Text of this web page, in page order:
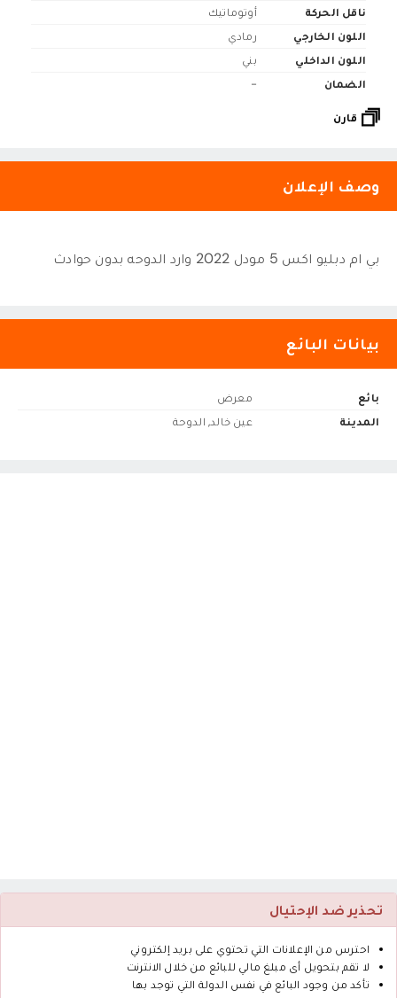
ناقل الحركة
أوتوماتيك
اللون الخارجي
رمادي
اللون الداخلي
بني
الضمان
-
قارن
وصف الإعلان
بي ام دبليو اكس 5 مودل 2022 وارد الدوحه بدون حوادث
بيانات البائع
بائع
معرض
المدينة
عين خالد, الدوحة
تحذير ضد الإحتيال
احترس من الإعلانات التي تحتوي على بريد إلكتروني
لا تقم بتحويل أى مبلغ مالي للبائع من خلال الانترنت
تأكد من وجود البائع في نفس الدولة التي توجد بها